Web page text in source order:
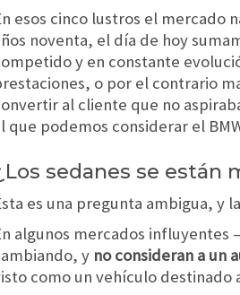
esos cinco lustros el mercado
noventa, el día de hoy
y en constante
o por el contrario
al cliente que no
que podemos considerar el
sedanes se están
es una pregunta ambigua, y
algunos mercados influyentes
y no consideran a un
como un vehículo destinado